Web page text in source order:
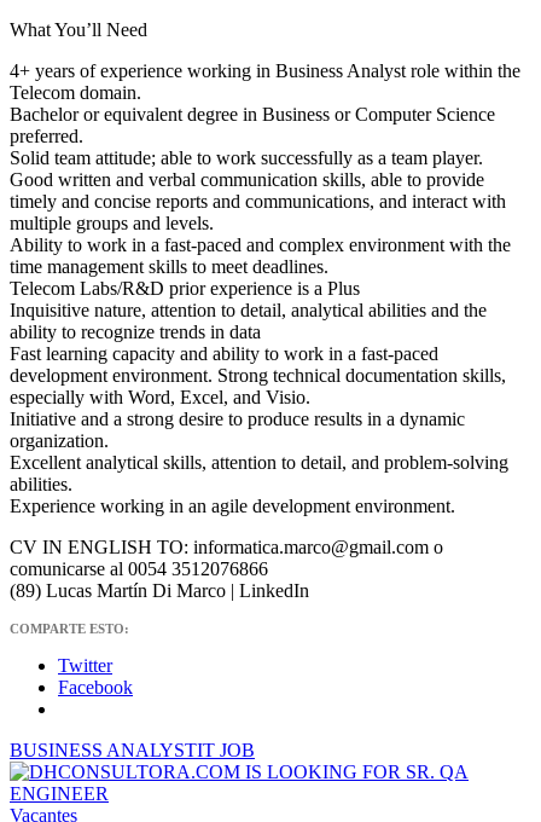
What You’ll Need
4+ years of experience working in Business Analyst role within the
Telecom domain.
Bachelor or equivalent degree in Business or Computer Science
preferred.
Solid team attitude; able to work successfully as a team player.
Good written and verbal communication skills, able to provide
timely and concise reports and communications, and interact with
multiple groups and levels.
Ability to work in a fast-paced and complex environment with the
time management skills to meet deadlines.
Telecom Labs/R&D prior experience is a Plus
Inquisitive nature, attention to detail, analytical abilities and the
ability to recognize trends in data
Fast learning capacity and ability to work in a fast-paced
development environment. Strong technical documentation skills,
especially with Word, Excel, and Visio.
Initiative and a strong desire to produce results in a dynamic
organization.
Excellent analytical skills, attention to detail, and problem-solving
abilities.
Experience working in an agile development environment.
CV IN ENGLISH TO: informatica.marco@gmail.com o
comunicarse al 0054 3512076866
(89) Lucas Martín Di Marco | LinkedIn
COMPARTE ESTO:
Twitter
Facebook
BUSINESS ANALYSTIT JOB
Vacantes